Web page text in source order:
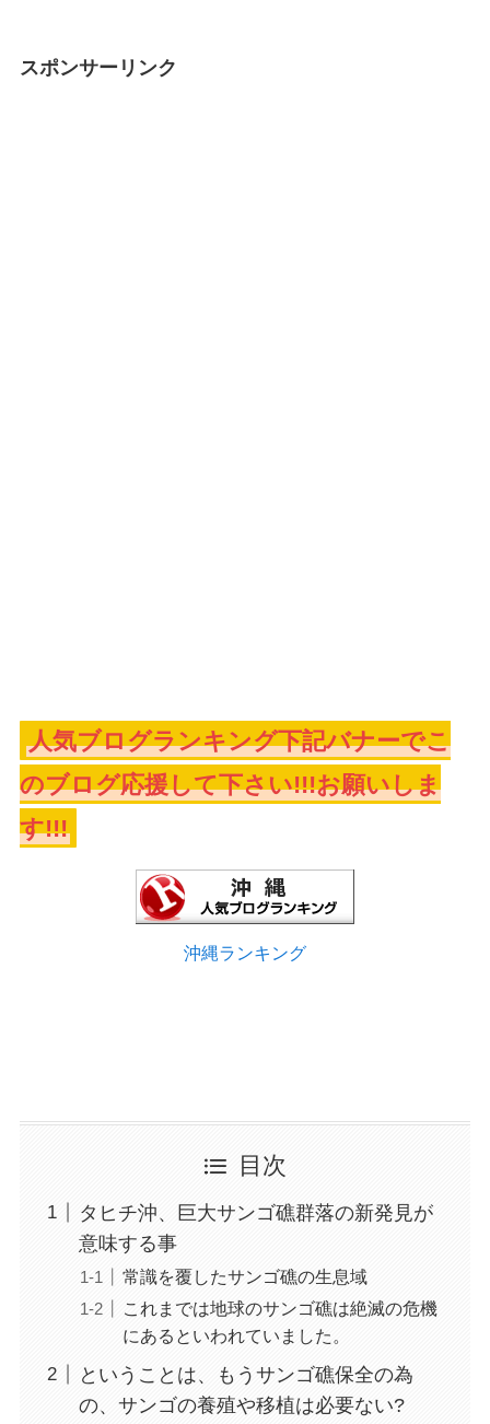
スポンサーリンク
人気ブログランキング下記バナーでこ
のブログ応援して下さい!!!お願いしま
す!!!
沖縄ランキング
目次
タヒチ沖、巨大サンゴ礁群落の新発見が
意味する事
常識を覆したサンゴ礁の生息域
これまでは地球のサンゴ礁は絶滅の危機
にあるといわれていました。
ということは、もうサンゴ礁保全の為
の、サンゴの養殖や移植は必要ない?